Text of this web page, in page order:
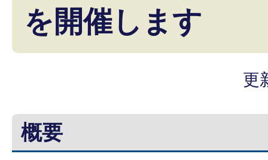
を開催します
更
概要